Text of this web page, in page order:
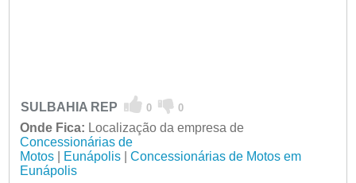
SULBAHIA REP 0 0
Onde Fica: Localização da empresa de
Concessionárias de
Motos| Eunápolis| Concessionárias de Motos em
Eunápolis